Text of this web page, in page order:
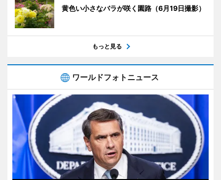
黄色い小さなバラが咲く園路（6月19日撮影）
もっと見る
ワールドフォトニュース